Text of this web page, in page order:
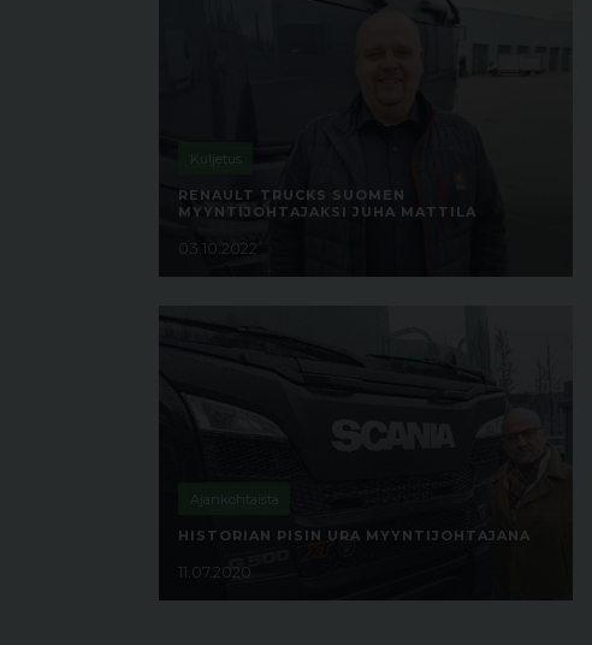
Kuljetus
RENAULT TRUCKS SUOMEN
MYYNTIJOHTAJAKSI JUHA MATTILA
03.10.2022
Ajankohtaista
HISTORIAN PISIN URA MYYNTIJOHTAJANA
11.07.2020